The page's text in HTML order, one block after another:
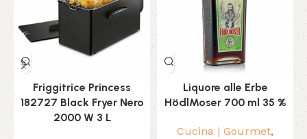
Friggitrice Princess
182727 Black Fryer Nero
2000 W 3 L
Liquore alle Erbe
HödlMoser 700 ml 35 %
Cucina | Gourmet,